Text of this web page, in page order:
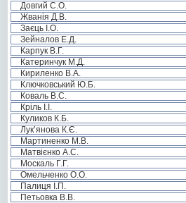
Довгий С.О.
Жванія Д.В.
Заєць І.О.
Зейналов Е.Д.
Карпук В.Г.
Катеринчук М.Д.
Кириленко В.А.
Ключковський Ю.Б.
Коваль В.С.
Кріль І.І.
Куликов К.Б.
Лук’янова К.Є.
Мартиненко М.В.
Матвієнко А.С.
Москаль Г.Г.
Омельченко О.О.
Палиця І.П.
Петьовка В.В.